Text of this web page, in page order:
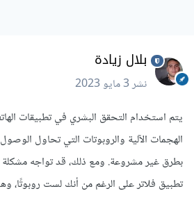
بلال زيادة
نشر3 مايو 2023
يتم استخدام التحقق البشري في تطبيقات
الهجمات الآلية والروبوتات التي تحاول
بطرق غير مشروعة. ومع ذلك، قد تواجه
تطبيق فلاتر على الرغم من أنك لست روبوتًا،